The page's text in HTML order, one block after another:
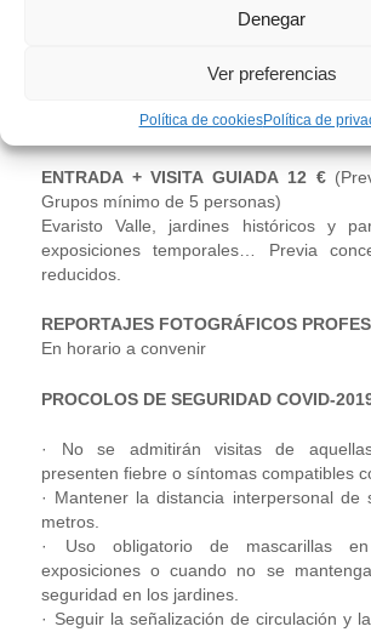
Denegar
Ver preferencias
Política de cookiesPolítica de
Los martes todos los públicos, niños
PROGRAMAS EDUCATIVOS Desde 3€
ENTRADA + VISITA GUIADA 12 €
Grupos mínimo de 5 personas)
Evaristo Valle, jardines históricos y
exposiciones temporales… Previa
reducidos.
REPORTAJES FOTOGRÁFICOS
En horario a convenir
PROCOLOS DE SEGURIDAD COVID-
· No se admitirán visitas de
presenten fiebre o síntomas compatibles
· Mantener la distancia interpersonal de
metros.
· Uso obligatorio de mascarillas
exposiciones o cuando no se
seguridad en los jardines.
· Seguir la señalización de circulación y